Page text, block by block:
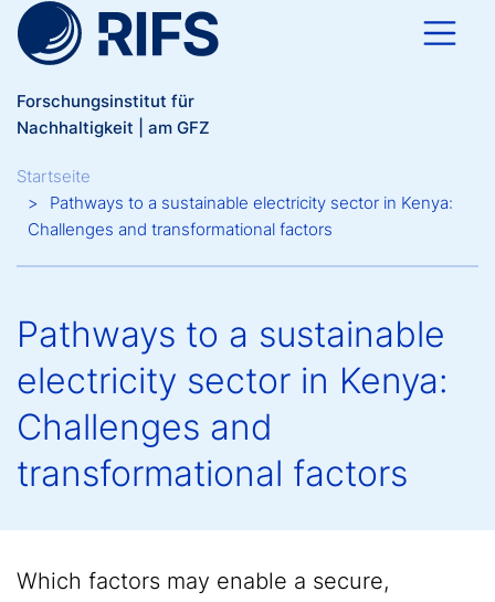
Direkt zum Inhalt
Forschungsinstitut für
Nachhaltigkeit | am GFZ
Breadcrumb
Startseite
Pathways to a sustainable electricity sector in Kenya:
Challenges and transformational factors
Pathways to a sustainable
electricity sector in Kenya:
Challenges and
transformational factors
Which factors may enable a secure,